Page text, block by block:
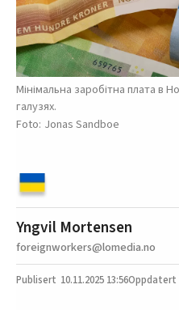
Мінімальна заробітна плата в
галузях.
Jonas Sandboe
Yngvil Mortensen
foreignworkers@lomedia.no
10.11.2025 13:56